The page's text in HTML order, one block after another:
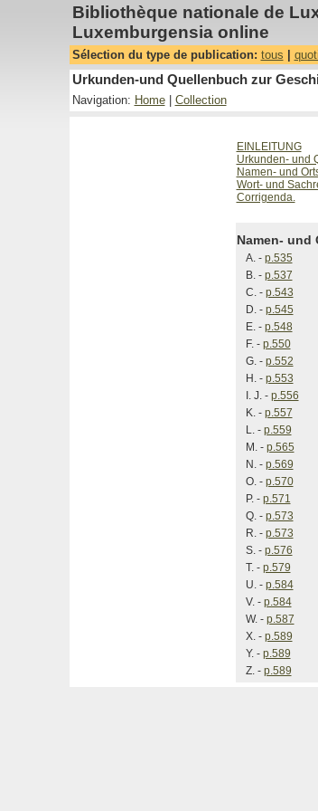
Bibliothèque nationale de
Luxemburgensia online
Sélection du type de publication: tous
Urkunden-und Quellenbuch zur
Navigation: Home| Collection
EINLEITUNG
Urkunden- und
Namen- und
Wort- und
Corrigenda.
Namen- und
A. - p.535
B. - p.537
C. - p.543
D. - p.545
E. - p.548
F. - p.550
G. - p.552
H. - p.553
I. J. - p.556
K. - p.557
L. - p.559
M. - p.565
N. - p.569
O. - p.570
P. - p.571
Q. - p.573
R. - p.573
S. - p.576
T. - p.579
U. - p.584
V. - p.584
W. - p.587
X. - p.589
Y. - p.589
Z. - p.589